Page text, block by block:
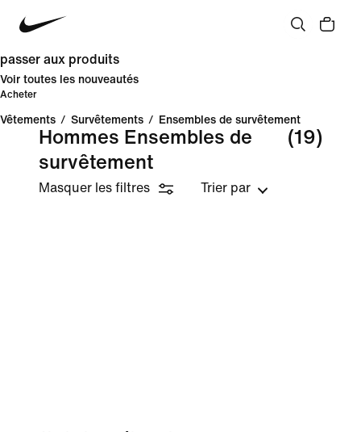
passer aux produits
Voir toutes les nouveautés
Acheter
Vêtements / Survêtements / Ensembles de survêtement
Hommes Ensembles de
survêtement
(19)
Masquer les filtres Trier par